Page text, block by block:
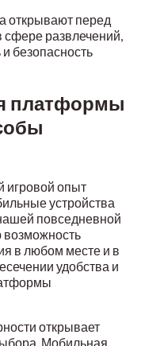
открывают перед
сфере развлечений,
безопасность
платформы
игровой опыт
устройства
повседневной
возможность
в любом месте и в
удобства и
открывает
Мобильная